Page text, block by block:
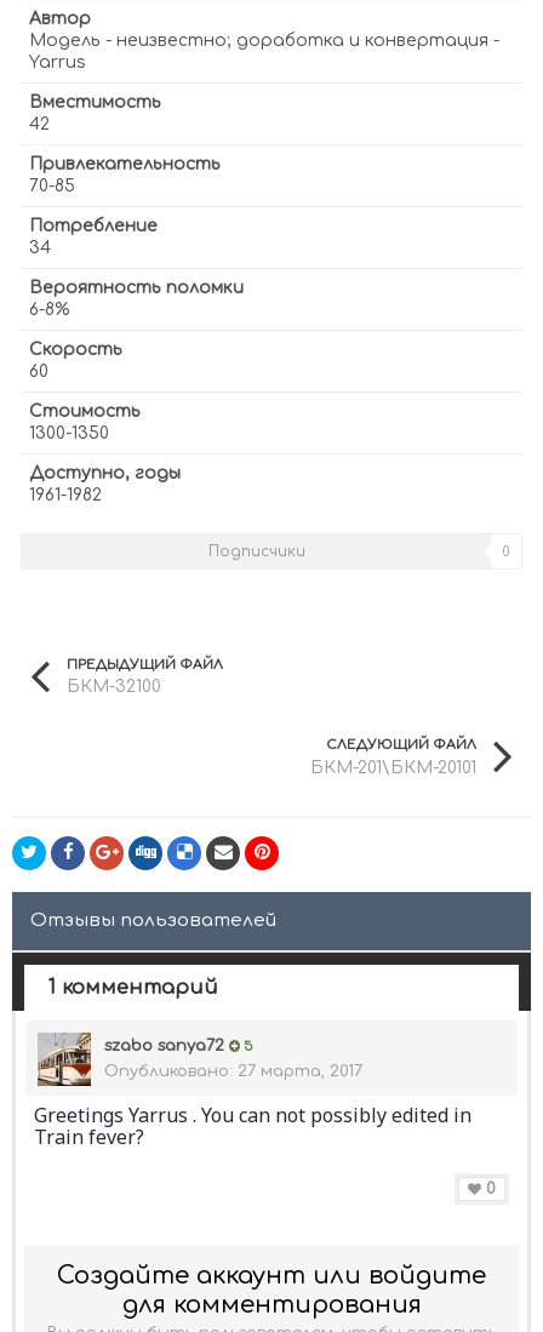
Автор
Модель - неизвестно; доработка и конвертация -
Yarrus
Вместимость
42
Привлекательность
70-85
Потребление
34
Вероятность поломки
6-8%
Скорость
60
Стоимость
1300-1350
Доступно, годы
1961-1982
Подписчики 0
ПРЕДЫДУЩИЙ ФАЙЛ
БКМ-32100
СЛЕДУЮЩИЙ ФАЙЛ
БКМ-201\БКМ-20101
Отзывы пользователей
1 комментарий
szabo sanya72 5
Опубликовано: 27 марта, 2017
Greetings Yarrus . You can not possibly edited in
Train fever?
0
Создайте аккаунт или войдите
для комментирования